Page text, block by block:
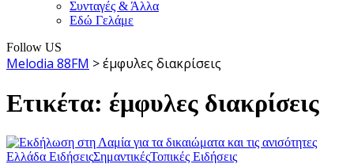
Συνταγές & Άλλα
Εδώ Γελάμε
Follow US
Melodia 88FM >έμφυλες διακρίσεις
Ετικέτα: έμφυλες διακρίσεις
Ελλάδα ΕιδήσειςΣημαντικέςΤοπικές Ειδήσεις